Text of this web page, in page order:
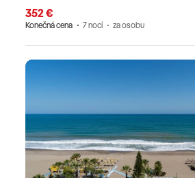
352 €
Konečná cena 7 nocí za osobu